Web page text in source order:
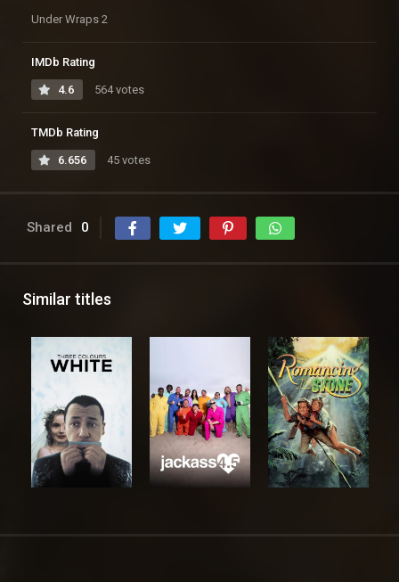
Under Wraps 2
IMDb Rating
4.6 564 votes
TMDb Rating
6.656 45 votes
Shared 0
Similar titles